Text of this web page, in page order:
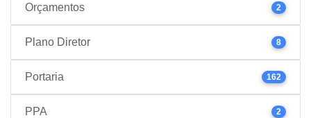
Orçamentos 2
Plano Diretor 8
Portaria 162
PPA 2